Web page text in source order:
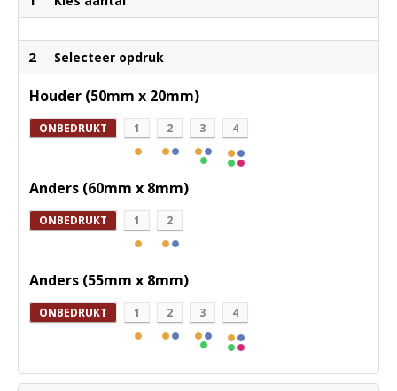
2 Selecteer opdruk
Houder (50mm x 20mm)
ONBEDRUKT 1 2 3 4
Anders (60mm x 8mm)
ONBEDRUKT 1 2
Anders (55mm x 8mm)
ONBEDRUKT 1 2 3 4